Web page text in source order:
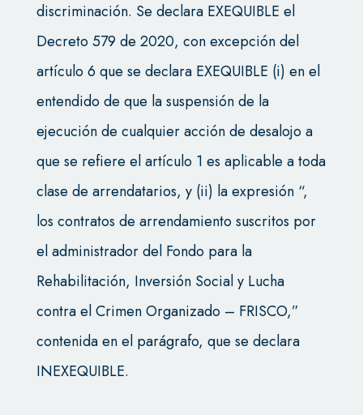
discriminación. Se declara EXEQUIBLE el
Decreto 579 de 2020, con excepción del
artículo 6 que se declara EXEQUIBLE (i) en el
entendido de que la suspensión de la
ejecución de cualquier acción de desalojo a
que se refiere el artículo 1 es aplicable a toda
clase de arrendatarios, y (ii) la expresión “,
los contratos de arrendamiento suscritos por
el administrador del Fondo para la
Rehabilitación, Inversión Social y Lucha
contra el Crimen Organizado – FRISCO,”
contenida en el parágrafo, que se declara
INEXEQUIBLE.